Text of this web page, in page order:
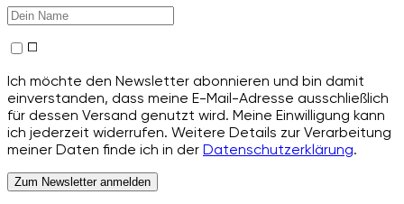
Ich möchte den Newsletter abonnieren und bin damit
einverstanden, dass meine E-Mail-Adresse ausschließlich
für dessen Versand genutzt wird. Meine Einwilligung kann
ich jederzeit widerrufen. Weitere Details zur Verarbeitung
meiner Daten finde ich in der Datenschutzerklärung.
Zum Newsletter anmelden